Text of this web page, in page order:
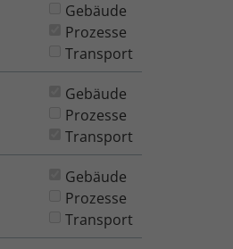
Gebäude
Prozesse
Transport
Gebäude
Prozesse
Transport
Gebäude
Prozesse
Transport